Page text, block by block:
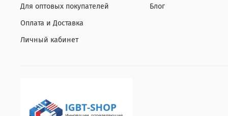
Для оптовых покупателей
Оплата и Доставка
Личный кабинет
Блог